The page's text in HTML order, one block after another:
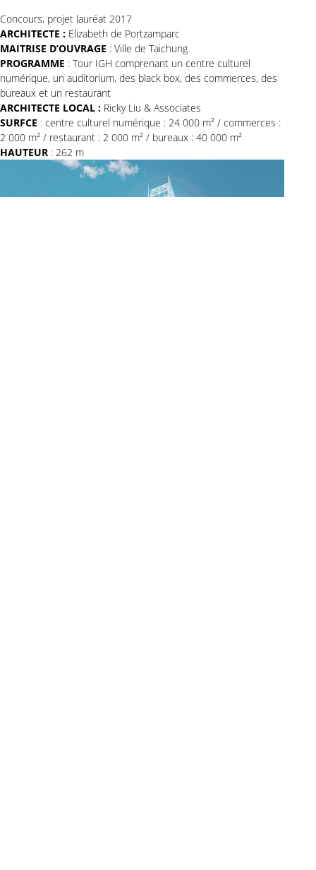
Concours, projet lauréat 2017
ARCHITECTE : Elizabeth de Portzamparc
MAITRISE D’OUVRAGE : Ville de Taichung
PROGRAMME : Tour IGH comprenant un centre culturel
numérique, un auditorium, des black box, des commerces, des
bureaux et un restaurant
ARCHITECTE LOCAL : Ricky Liu & Associates
SURFCE : centre culturel numérique : 24 000 m² / commerces :
2 000 m² / restaurant : 2 000 m² / bureaux : 40 000 m²
HAUTEUR : 262 m